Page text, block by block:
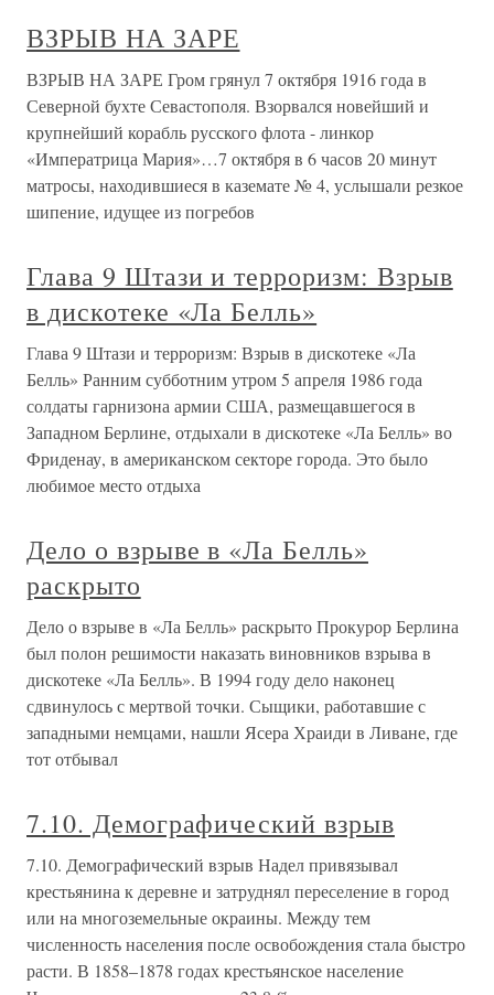
ВЗРЫВ НА ЗАРЕ
ВЗРЫВ НА ЗАРЕ Гром грянул 7 октября 1916 года в
Северной бухте Севастополя. Взорвался новейший и
крупнейший корабль русского флота - линкор
«Императрица Мария»…7 октября в 6 часов 20 минут
матросы, находившиеся в каземате № 4, услышали резкое
шипение, идущее из погребов
Глава 9 Штази и терроризм: Взрыв
в дискотеке «Ла Белль»
Глава 9 Штази и терроризм: Взрыв в дискотеке «Ла
Белль» Ранним субботним утром 5 апреля 1986 года
солдаты гарнизона армии США, размещавшегося в
Западном Берлине, отдыхали в дискотеке «Ла Белль» во
Фриденау, в американском секторе города. Это было
любимое место отдыха
Дело о взрыве в «Ла Белль»
раскрыто
Дело о взрыве в «Ла Белль» раскрыто Прокурор Берлина
был полон решимости наказать виновников взрыва в
дискотеке «Ла Белль». В 1994 году дело наконец
сдвинулось с мертвой точки. Сыщики, работавшие с
западными немцами, нашли Ясера Храиди в Ливане, где
тот отбывал
7.10. Демографический взрыв
7.10. Демографический взрыв Надел привязывал
крестьянина к деревне и затруднял переселение в город
или на многоземельные окраины. Между тем
численность населения после освобождения стала быстро
расти. В 1858–1878 годах крестьянское население